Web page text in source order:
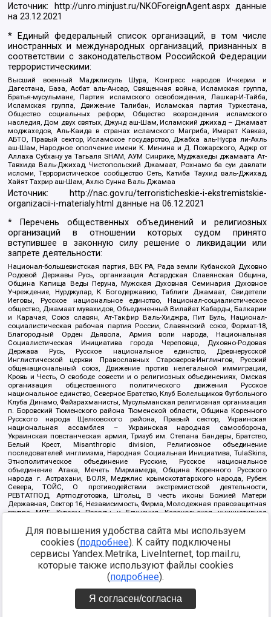
Источник: http://unro.minjust.ru/NKOForeignAgent.aspxданные
на23.12.2021
* Единый федеральный список организаций, в том числе
иностранных и международных организаций, признанных в
соответствии с законодательством Российской Федерации
террористическими:
Высший военный Маджлисуль Шура, Конгресс народов Ичкерии и
Дагестана, База, Асбат аль-Ансар, Священная война, Исламская группа,
Братья-мусульмане, Партия исламского освобождения, Лашкар-И-Тайба,
Исламская группа, Движение Талибан, Исламская партия Туркестана,
Общество социальных реформ, Общество возрождения исламского
наследия, Дом двух святых, Джунд аш-Шам, Исламский джихад – Джамаат
моджахедов, Аль-Каида в странах исламского Магриба, Имарат Кавказ,
АБТО, Правый сектор, Исламское государство, Джабха аль-Нусра ли-Ахль
аш-Шам, Народное ополчение имени К. Минина и Д. Пожарского, Аджр от
Аллаха Субхану уа Тагьаля SHAM, АУМ Синрике, Муджахеды джамаата Ат-
Тавхида Валь-Джихад, Чистопольский Джамаат, Рохнамо ба суи давлати
исломи, Террористическое сообщество Сеть, Катиба Таухид валь-Джихад,
Хайят Тахрир аш-Шам, Ахлю Сунна Валь Джамаа
Источник:
http://nac.gov.ru/terroristicheskie-i-ekstremistskie-
organizacii-i-materialy.html данные на06.12.2021
* Перечень общественных объединений и религиозных
организаций в отношении которых судом принято
вступившее в законную силу решение о ликвидации или
запрете деятельности:
Национал-большевистская партия, ВЕК РА, Рада земли Кубанской Духовно
Родовой Державы Русь, организация Асгардская Славянская Община,
Община Капища Веды Перуна, Мужская Духовная Семинария Духовное
Учреждение, Нурджулар, К Богодержавию, Таблиги Джамаат, Свидетели
Иеговы, Русское национальное единство, Национал-социалистическое
общество, Джамаат мувахидов, Объединенный Вилайат Кабарды, Балкарии
и Карачая, Союз славян, Ат-Такфир Валь-Хиджра, Пит Буль, Национал-
социалистическая рабочая партия России, Славянский союз, Формат-18,
Благородный Орден Дьявола, Армия воли народа, Национальная
Социалистическая Инициатива города Череповца, Духовно-Родовая
Держава Русь, Русское национальное единство, Древнерусской
Инглистической церкви Православных Староверов-Инглингов, Русский
общенациональный союз, Движение против нелегальной иммиграции,
Кровь и Честь, О свободе совести и о религиозных объединениях, Омская
организация общественного политического движения Русское
национальное единство, Северное Братство, Клуб Болельщиков Футбольного
Клуба Динамо, Файзрахманисты, Мусульманская религиозная организация
п. Боровский Тюменского района Тюменской области, Община Коренного
Русского народа Щелковского района, Правый сектор, Украинская
национальная ассамблея – Украинская народная самооборона,
Украинская повстанческая армия, Тризуб им. Степана Бандеры, Братство,
Белый Крест, Misanthropic division, Религиозное объединение
последователей инглиизма, Народная Социальная Инициатива, TulaSkins,
Этнополитическое объединение Русские, Русское национальное
объединение Атака, Мечеть Мирмамеда, Община Коренного Русского
народа г. Астрахани, ВОЛЯ, Меджлис крымскотатарского народа, Рубеж
Севера, ТОЙС, О противодействии экстремистской деятельности,
РЕВТАТПОД, Артподготовка, Штольц, В честь иконы Божией Матери
Державная, Сектор 16, Независимость, Фирма, Молодежная правозащитная
группа МПГ, Курсом Правды и Единения, Каракольская инициативная
Благотворительный пансионат Ак Умут, Русская республика Русь,
Арестантское уголовное единство, Башкорт, Нация и свобода, W.H.С., Фалунь
Дафа, Иртыш Ultras, Русский Патриотический клуб-Новокузнецк/РПК,
Сибирский державный союз, Фонд борьбы с коррупцией, Фонд защиты прав
граждан, Штабы Навального, Совет граждан СССР Прикубанского округа г.
https://minjust.gov.ru/ru/documents/7822/
Для повышения удобства сайта мы используем
cookies (подробнее). К сайту подключены
сервисы Yandex.Metrika, LiveInternet, top.mail.ru,
которые также используют файлы cookies
(подробнее).
Я согласен/согласна